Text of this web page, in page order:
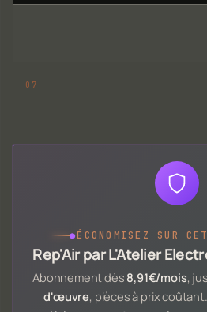
●ÉCONOMISEZ SUR
Rep'Air par L'Atelier
Abonnement dès 8,91€/mois,
d'œuvre, pièces à prix